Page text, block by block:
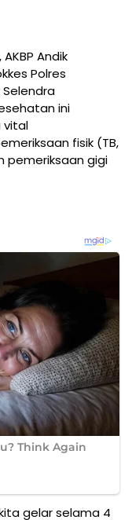
Andik
Polres
ini
vital
fisik (TB,
pemeriksaan gigi
gelar selama 4